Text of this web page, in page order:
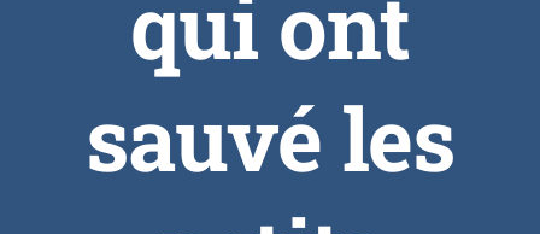
qui ont
sauvé les